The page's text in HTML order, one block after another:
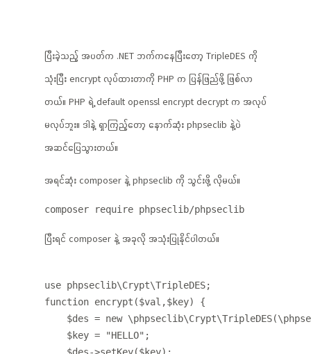
ပြီးခဲ့သည့် အပတ်က .NET ဘက်ကနေပြီးတော့ TripleDES ကို
သုံးပြီး encrypt လုပ်ထားတာကို PHP က ပြန်ဖြည်ဖို့ ဖြစ်လာ
တယ်။ PHP ရဲ့ default openssl encrypt decrypt က အလုပ်
မလုပ်ဘူး။ ဒါနဲ့ ရှာကြည့်တော့ နောက်ဆုံး phpseclib နဲ့ပဲ
အဆင်ပြေသွားတယ်။
အရင်ဆုံး composer နဲ့ phpseclib ကို သွင်းဖို့ လိုမယ်။
ပြီးရင် composer နဲ့ အခုလို အသုံးပြုနိုင်ပါတယ်။
use phpseclib\Crypt\TripleDES;
function encrypt($val,$key) {
$des = new
    $key = "HELLO";